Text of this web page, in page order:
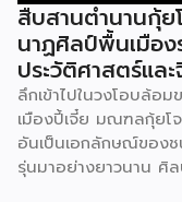
สืบสานตำนานกุ้ย
นาฏศิลป์พื้นเมือ
ประวัติศาสตร์แ
ลึกเข้าไปในวงโอบล้อ
เมืองปี้เจี๋ย มณฑลกุ้ยโ
อันเป็นเอกลักษณ์ของ
รุ่นมาอย่างยาวนาน ศิ